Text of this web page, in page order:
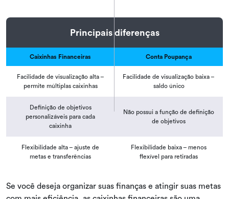
Principais diferenças
Caixinhas Financeiras Conta Poupança
Facilidade de visualização alta –
permite múltiplas caixinhas
Facilidade de visualização baixa –
saldo único
Definição de objetivos
personalizáveis para cada
caixinha
Não possui a função de definição
de objetivos
Flexibilidade alta – ajuste de
metas e transferências
Flexibilidade baixa – menos
flexível para retiradas
Se você deseja organizar suas finanças e atingir suas metas